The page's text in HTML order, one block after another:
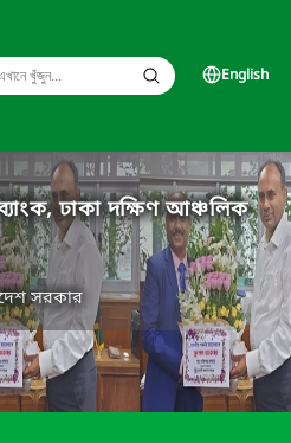
English
ঢাকা দক্ষিণ আঞ্চলিক
সরকার